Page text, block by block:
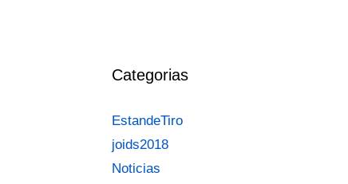
Categorias
EstandeTiro
joids2018
Noticias